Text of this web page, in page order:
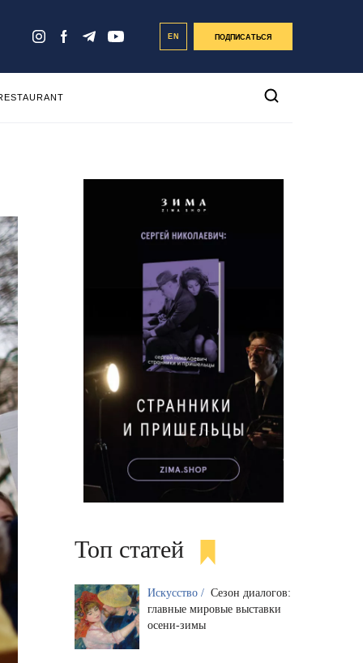
EN ПОДПИСАТЬСЯ
Топ статей
Искусство / Сезон диалогов:
главные мировые выставки
осени-зимы